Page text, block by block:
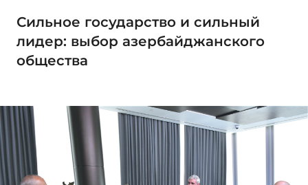
Сильное государство и сильный
лидер: выбор азербайджанского
общества